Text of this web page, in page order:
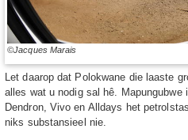
©Jacques Marais
Let daarop dat Polokwane die laaste
alles wat u nodig sal hê.
Dendron, Vivo en Alldays het
niks substansieel nie.